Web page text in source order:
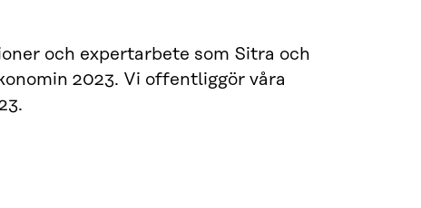
och expertarbete som Sitra och
2023. Vi offentliggör våra